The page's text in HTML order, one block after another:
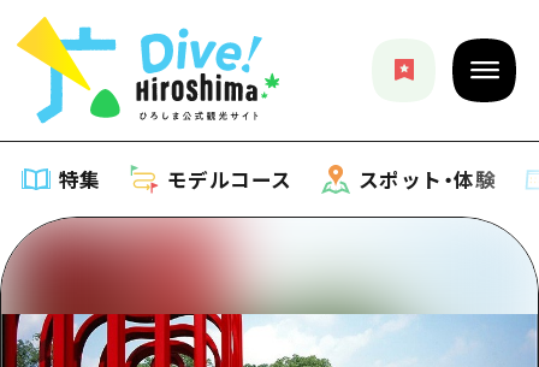
特集 モデルコース スポット・体験
特集一覧
モデルコース